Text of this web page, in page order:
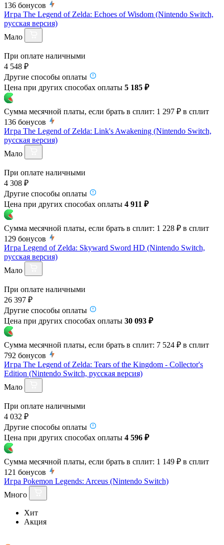
136 бонусов
Игра The Legend of Zelda: Echoes of Wisdom (Nintendo Switch,
русская версия)
Мало
При оплате наличными
4 548 ₽
Другие способы оплаты
Цена при других способах оплаты 5 185 ₽
Сумма месячной платы, если брать в сплит: 1 297 ₽ в сплит
136 бонусов
Игра The Legend of Zelda: Link's Awakening (Nintendo Switch,
русская версия)
Мало
При оплате наличными
4 308 ₽
Другие способы оплаты
Цена при других способах оплаты 4 911 ₽
Сумма месячной платы, если брать в сплит: 1 228 ₽ в сплит
129 бонусов
Игра Legend of Zelda: Skyward Sword HD (Nintendo Switch,
русская версия)
Мало
При оплате наличными
26 397 ₽
Другие способы оплаты
Цена при других способах оплаты 30 093 ₽
Сумма месячной платы, если брать в сплит: 7 524 ₽ в сплит
792 бонусов
Игра The Legend of Zelda: Tears of the Kingdom - Collector's
Edition (Nintendo Switch, русская версия)
Мало
При оплате наличными
4 032 ₽
Другие способы оплаты
Цена при других способах оплаты 4 596 ₽
Сумма месячной платы, если брать в сплит: 1 149 ₽ в сплит
121 бонусов
Игра Pokemon Legends: Arceus (Nintendo Switch)
Много
Хит
Акция